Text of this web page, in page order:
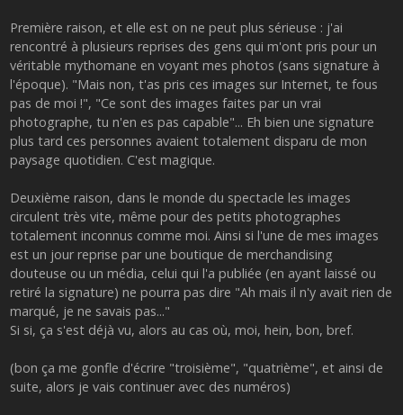
Première raison, et elle est on ne peut plus sérieuse : j'ai
rencontré à plusieurs reprises des gens qui m'ont pris pour un
véritable mythomane en voyant mes photos (sans signature à
l'époque). "Mais non, t'as pris ces images sur Internet, te fous
pas de moi !", "Ce sont des images faites par un vrai
photographe, tu n'en es pas capable"... Eh bien une signature
plus tard ces personnes avaient totalement disparu de mon
paysage quotidien. C'est magique.
Deuxième raison, dans le monde du spectacle les images
circulent très vite, même pour des petits photographes
totalement inconnus comme moi. Ainsi si l'une de mes images
est un jour reprise par une boutique de merchandising
douteuse ou un média, celui qui l'a publiée (en ayant laissé ou
retiré la signature) ne pourra pas dire "Ah mais il n'y avait rien de
marqué, je ne savais pas..."
Si si, ça s'est déjà vu, alors au cas où, moi, hein, bon, bref.
(bon ça me gonfle d'écrire "troisième", "quatrième", et ainsi de
suite, alors je vais continuer avec des numéros)